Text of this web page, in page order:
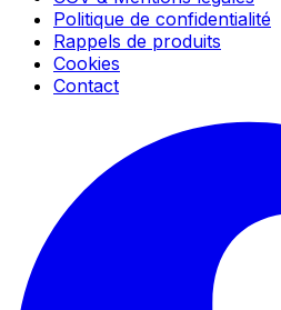
Politique de confidentialité
Rappels de produits
Cookies
Contact